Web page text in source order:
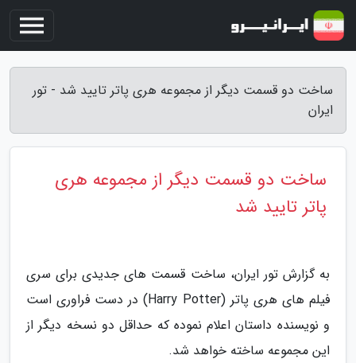
ساخت دو قسمت دیگر از مجموعه هری پاتر تایید شد - تور
ایران
ساخت دو قسمت دیگر از مجموعه هری
پاتر تایید شد
به گزارش تور ایران، ساخت قسمت های جدیدی برای سری
فیلم های هری پاتر (Harry Potter) در دست فراوری است
و نویسنده داستان اعلام نموده که حداقل دو نسخه دیگر از
این مجموعه ساخته خواهد شد.